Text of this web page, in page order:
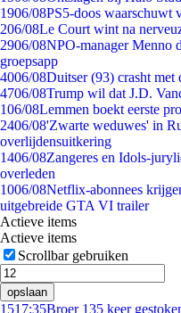
1906/08PS5-doos waarschuwt
206/08Le Court wint na
2906/08NPO-manager Menno
groepsapp
4006/08Duitser (93) crasht met
4706/08Trump wil dat J.D.
106/08Lemmen boekt eerste
2406/08'Zwarte weduwes' in
overlijdensuitkering
1406/08Zangeres en Idols-
overleden
1006/08Netflix-abonnees
uitgebreide GTA VI trailer
Actieve items
Actieve items
Scrollbar gebruiken
opslaan
1517:35Broer 135 keer